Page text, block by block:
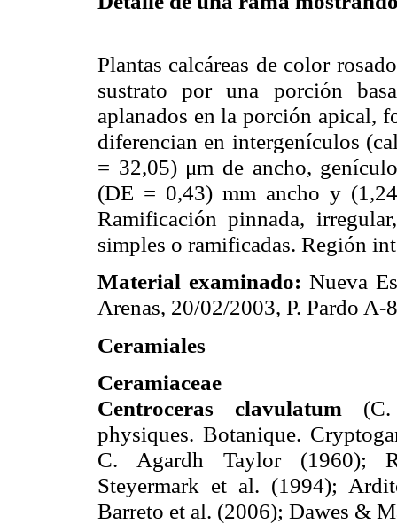
Plantas calcáreas de color
sustrato por una porción
aplanados en la porción apical,
diferencian en intergenículos
= 32,05) μm de ancho,
(DE = 0,43) mm ancho y
Ramificación pinnada,
simples o ramificadas. Región
Material examinado: Nueva
Arenas, 20/02/2003, P. Pardo
Ceramiales
Ceramiaceae
Centroceras clavulatum (C.
physiques. Botanique.
C. Agardh Taylor (1960);
Steyermark et al. (1994);
Barreto et al. (2006); Dawes &